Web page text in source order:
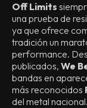
Off Limits
una prueba de
ya que ofrece
tradición un
performance.
publicados, We
bandas en
más reconocidos
del metal nacional.